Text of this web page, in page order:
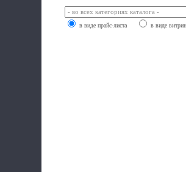
в виде прайс-листа в виде